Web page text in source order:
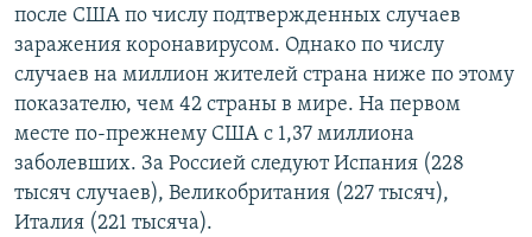
после США по числу подтвержденных случаев
заражения коронавирусом. Однако по числу
случаев на миллион жителей страна ниже по этому
показателю, чем 42 страны в мире. На первом
месте по-прежнему США с 1,37 миллиона
заболевших. За Россией следуют Испания (228
тысяч случаев), Великобритания (227 тысяч),
Италия (221 тысяча).